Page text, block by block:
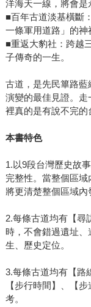
洋海天一線，將會是
■百年古道淡基橫斷
一條軍用道路」的神
■重返大豹社：跨越
子傳奇的一生。
古道，是先民篳路
演變的最佳見證。
裡真的是有說不完的
本書特色
1.以9段台灣歷史故
完整性。當整個區
將更清楚整個區域內
2.每條古道均有【尋
時，不會錯過遺址
生、歷史定位。
3.每條古道均有【路
【步行時間】、【
考。